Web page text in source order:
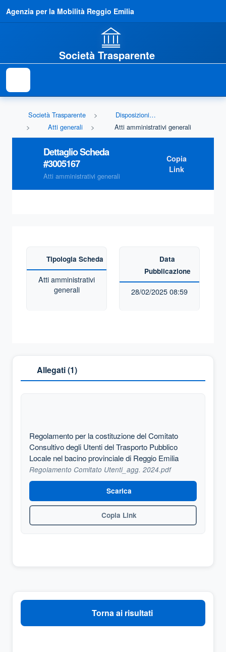
Agenzia per la Mobilità Reggio Emilia
Società Trasparente
Società Trasparente
Disposizioni generali
Atti generali
Atti amministrativi generali
Dettaglio Scheda
#3005167
Atti amministrativi generali
Copia
Link
Tipologia Scheda
Atti amministrativi
generali
Data
Pubblicazione
28/02/2025 08:59
Allegati (1)
Regolamento per la costituzione del Comitato
Consultivo degli Utenti del Trasporto Pubblico
Locale nel bacino provinciale di Reggio Emilia
Regolamento Comitato Utenti_agg. 2024.pdf
Scarica
Copia Link
Torna ai risultati